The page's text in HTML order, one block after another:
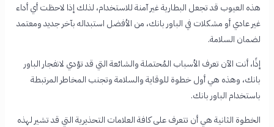
هذه العيوب قد تجعل البطارية غير آمنة للاستخدام، لذلك إذا لاحظت أي أداء
غير عادي أو مشكلات في الباور بانك، من الأفضل استبداله بآخر جديد ومعتمد
لضمان السلامة.
إذًا، أنت الآن تعرف الأسباب المُحتملة والشائعة التي قد تؤدي لانفجار الباور
بانك، وهذه هي أول خطوة للوقاية والسلامة وتجنب المخاطر المرتبطة
باستخدام الباور بانك.
الخطوة الثانية هي أن تتعرف على كافة العلامات التحذيرية التي قد تشير لهذه